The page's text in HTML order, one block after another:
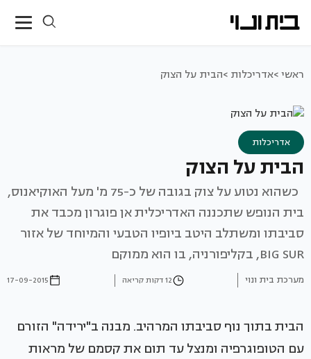
ראשי >אדריכלות >הבית על הצוק
אדריכלות
הבית על הצוק
כשהוא נטוע על צוק בגובה של כ-75 מ' מעל האוקיאנוס,
בית הנופש שתכננה האדריכלית אן פוגרון מכבד את
סביבתו ומשתלב היטב ביופיו הטבעי והמיוחד של אזור
BIG SUR, בקליפורניה, בו הוא ממוקם
מערכת בית ונוי 12 דקות קריאה 17-09-2015
הבית בתוך נוף סביבתו המרהיב. מבנה ב"ירידה" הזורם
עם הטופוגרפיה ומנצל עד תום את קסמם של מראות